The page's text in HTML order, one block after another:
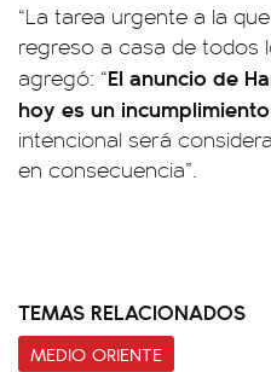
“La tarea urgente a la
regreso a casa de todos
agregó: “El anuncio de
hoy es un
intencional será
en consecuencia”.
TEMAS RELACIONADOS
MEDIO ORIENTE